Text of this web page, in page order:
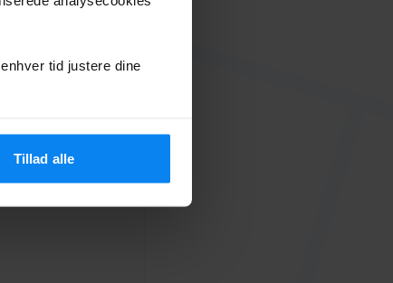
tid justere dine
Tillad alle